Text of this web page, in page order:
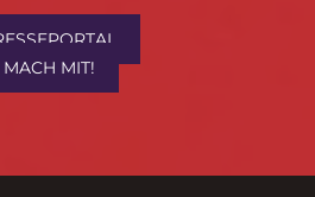
MACH MIT!